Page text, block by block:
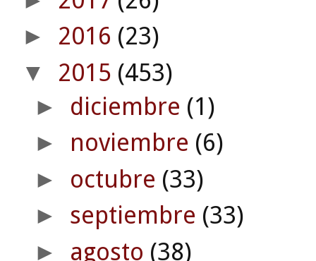
► 2016 (23)
▼ 2015 (453)
► diciembre (1)
► noviembre (6)
► octubre (33)
► septiembre (33)
► agosto (38)